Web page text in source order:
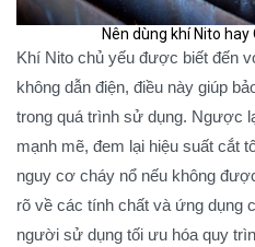
Nên dùng khí Nito
Khí Nito chủ yếu được biết đến
không dẫn điện, điều này giúp
trong quá trình sử dụng. Ngược
mạnh mẽ, đem lại hiệu suất cắt
nguy cơ cháy nổ nếu không
rõ về các tính chất và ứng dụng
người sử dụng tối ưu hóa quy